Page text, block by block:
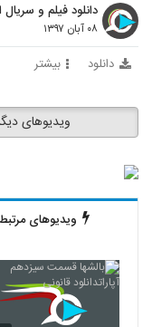
دانلود فیلم و
۰۸ آبان ۱۳۹۷
دانلود بیشتر
ویدیوهای
ویدیوهای مرتبط